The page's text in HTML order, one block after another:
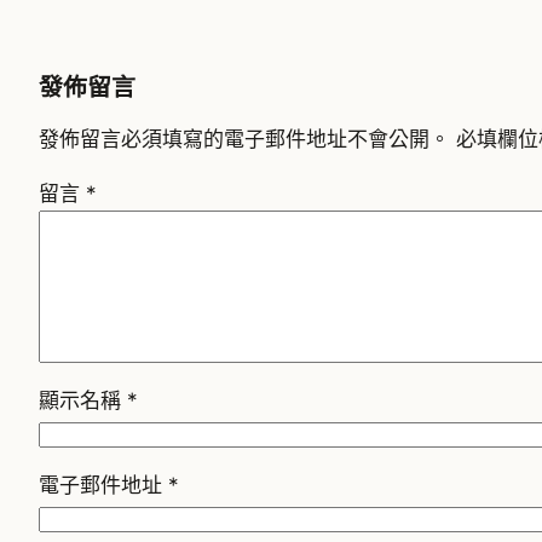
發佈留言
發佈留言必須填寫的電子郵件地址不會公開。 必填欄
留言 *
顯示名稱 *
電子郵件地址 *